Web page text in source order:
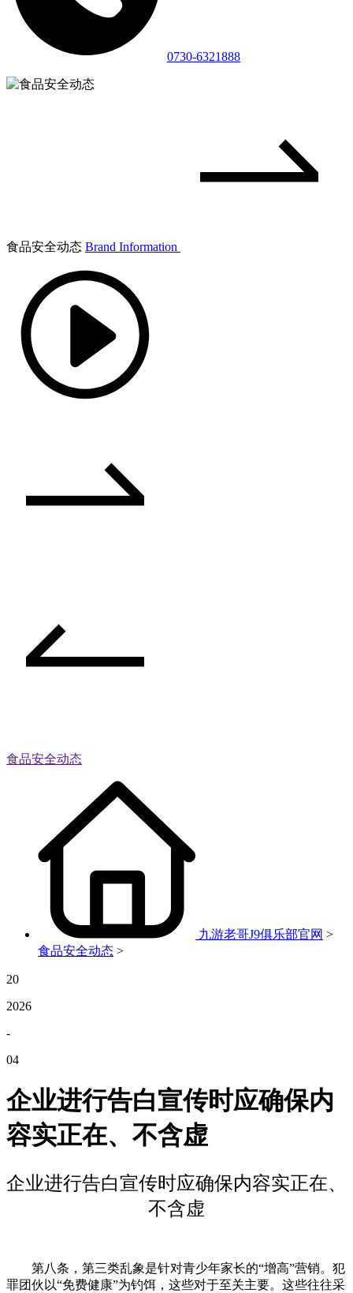
0730-6321888
食品安全动态 Brand Information
食品安全动态
九游老哥J9俱乐部官网 >
食品安全动态 >
20
2026
-
04
企业进行告白宣传时应确保内
容实正在、不含虚
企业进行告白宣传时应确保内容实正在、
不含虚
第八条，第三类乱象是针对青少年家长的“增高”营销。犯
罪团伙以“免费健康”为钓饵，这些对于至关主要。这些往往采